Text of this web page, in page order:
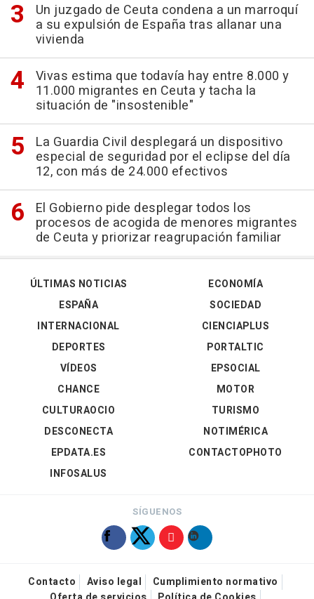
Un juzgado de Ceuta condena a un marroquí
a su expulsión de España tras allanar una
vivienda
Vivas estima que todavía hay entre 8.000 y
11.000 migrantes en Ceuta y tacha la
situación de "insostenible"
La Guardia Civil desplegará un dispositivo
especial de seguridad por el eclipse del día
12, con más de 24.000 efectivos
El Gobierno pide desplegar todos los
procesos de acogida de menores migrantes
de Ceuta y priorizar reagrupación familiar
ÚLTIMAS NOTICIAS
ESPAÑA
INTERNACIONAL
DEPORTES
VÍDEOS
ECONOMÍA
SOCIEDAD
CIENCIAPLUS
PORTALTIC
EPSOCIAL
CHANCE
CULTURAOCIO
DESCONECTA
EPDATA.ES
INFOSALUS
MOTOR
TURISMO
NOTIMÉRICA
CONTACTOPHOTO
SÍGUENOS
Contacto Aviso legal
Cumplimiento normativo